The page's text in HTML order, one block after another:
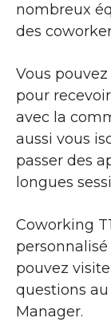
nombreux
des
Vous
pour
avec la
aussi vous
passer des
longues
Coworking
pouvez
questions
Manager.